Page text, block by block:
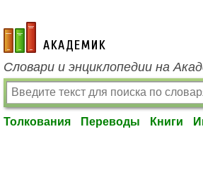
academic.ru
Словари и энциклопедии на
Толкования Переводы Книги